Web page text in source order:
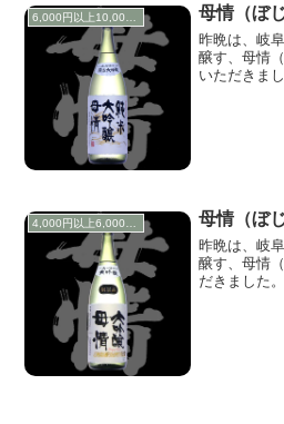
6,000円以上10,000円未満 母情（ぼ
昨晩は、岐
醸す、母情
いただきま
4,000円以上6,000円未満 母情（ぼ
昨晩は、岐
醸す、母情
だきました